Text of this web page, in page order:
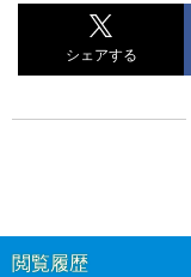
シェアする
閲覧履歴